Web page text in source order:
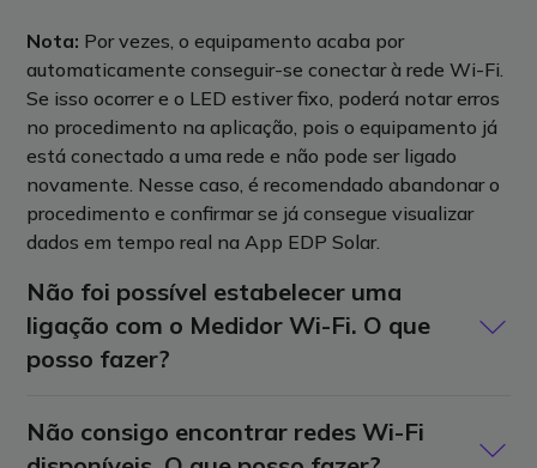
Nota: Por vezes, o equipamento acaba por
automaticamenteconseguir-se conectarà rede Wi-Fi.
Se isso ocorrer e o LED estiver fixo, poderá notar erros
no procedimento na aplicação, pois o equipamento já
está conectado a uma rede e não pode ser ligado
novamente. Nesse caso, é recomendado abandonar o
procedimento e confirmarse já consegue visualizar
dados em tempo real naApp EDP Solar.
Não foi possível estabelecer uma
ligação com o Medidor Wi-Fi. O que
posso fazer?
Se este erro ocorrer,aparecerá umanotificação
requerconfirmação para prosseguir.Após a
Não consigo encontrar redes Wi-Fi